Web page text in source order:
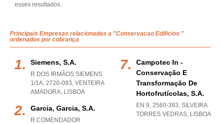
esses resultados.
Principais Empresas relacionadas a "Conservacao Edificios "
ordenados por cobrança
Siemens, S.a.
R DOS IRMÃOS SIEMENS
1/1A, 2720-093, VENTEIRA
AMADORA, LISBOA
Garcia, Garcia, S.a.
R COMENDADOR
Campotec In -
Conservação E
Transformação De
Hortofrutícolas, S.a.
EN 9, 2560-393, SILVEIRA
TORRES VEDRAS, LISBOA